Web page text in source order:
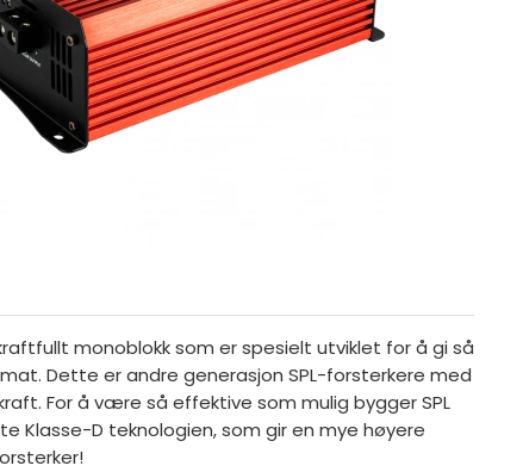
monoblokk som er spesielt utviklet for å gi så
Dette er andre generasjon SPL-forsterkere med
For å være så effektive som mulig bygger SPL
Klasse-D teknologien, som gir en mye høyere